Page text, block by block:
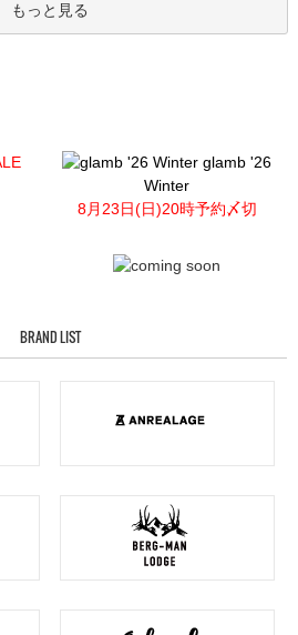
もっと見る
glamb '26
Winter
8月23日(日)20時予約〆切
BRAND LIST